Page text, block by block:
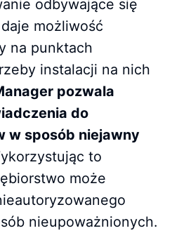
odbywające się
możliwość
na punktach
instalacji na nich
pozwala
do
w sposób niejawny
to
może
nieupoważnionych.